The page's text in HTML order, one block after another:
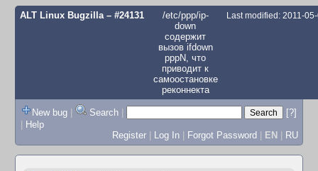
ALT Linux Bugzilla– #24131
/etc/ppp/ip-
down
содержит
вызов ifdown
pppN, что
приводит к
самоостановке
реконнекта
Last modified: 2011-
New bug | Search |
[?]
| Help
Register | Log In | Forgot Password | EN | RU